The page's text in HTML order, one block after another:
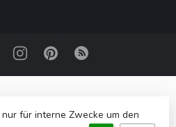
für interne Zwecke um den